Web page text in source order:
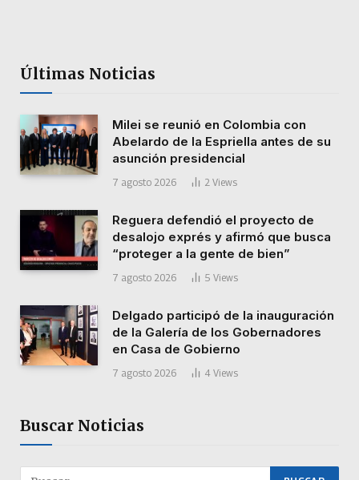
Últimas Noticias
Milei se reunió en Colombia con
Abelardo de la Espriella antes de su
asunción presidencial
7 agosto 2026 2 Views
Reguera defendió el proyecto de
desalojo exprés y afirmó que busca
“proteger a la gente de bien”
7 agosto 2026 5 Views
Delgado participó de la inauguración
de la Galería de los Gobernadores
en Casa de Gobierno
7 agosto 2026 4 Views
Buscar Noticias